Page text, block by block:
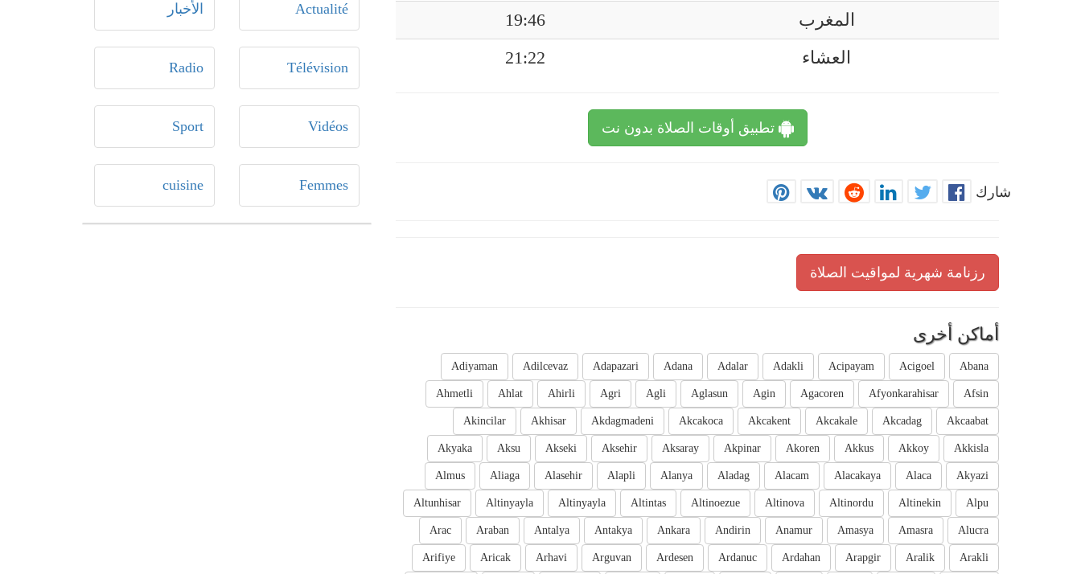
المغرب
19:46
العشاء
21:22
تطبيق أوقات الصلاة بدون نت
شارك
رزنامة شهرية لمواقيت الصلاة
أماكن أخرى
Abana
Acigoel
Acipayam
Adakli
Adalar
Adana
Adapazari
Adilcevaz
Adiyaman
Afsin
Afyonkarahisar
Agacoren
Agin
Aglasun
Agli
Agri
Ahirli
Ahlat
Ahmetli
Akcaabat
Akcadag
Akcakale
Akcakent
Akcakoca
Akdagmadeni
Akhisar
Akincilar
Akkisla
Akkoy
Akkus
Akoren
Akpinar
Aksaray
Aksehir
Akseki
Aksu
Akyaka
Akyazi
Alaca
Alacakaya
Alacam
Aladag
Alanya
Alapli
Alasehir
Aliaga
Almus
Alpu
Altinekin
Altinordu
Altinova
Altinoezue
Altintas
Altinyayla
Altinyayla
Altunhisar
Alucra
Amasra
Amasya
Anamur
Andirin
Ankara
Antakya
Antalya
Araban
Arac
Arakli
Aralik
Arapgir
Ardahan
Ardanuc
Ardesen
Arguvan
Arhavi
Aricak
Arifiye
Actualité الأخبار
Télévision
Radio
Vidéos
Sport
Femmes
cuisine